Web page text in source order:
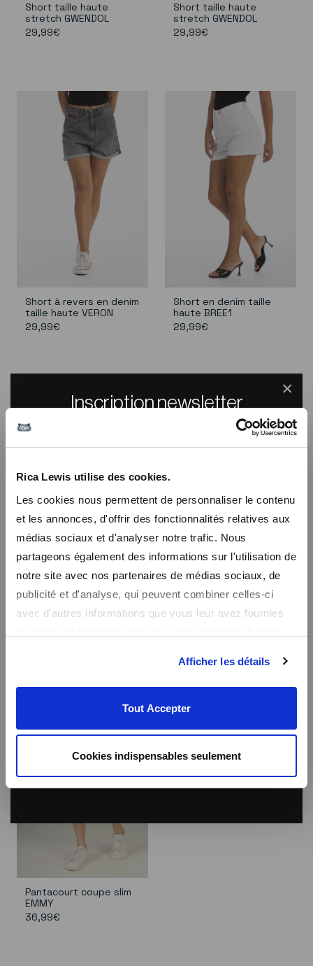
Inscription newsletter
Recevez un code promo de -10% sur tout le
site
en avant première et un code promo de bienvenue de -10%
×
Rica Lewis utilise des cookies.
Les cookies nous permettent de personnaliser le contenu
et les annonces, d'offrir des fonctionnalités relatives aux
médias sociaux et d'analyser notre trafic. Nous
partageons également des informations sur l'utilisation de
notre site avec nos partenaires de médias sociaux, de
publicité et d'analyse, qui peuvent combiner celles-ci
avec d'autres informations que vous leur avez fournies
Afficher les détails
Tout Accepter
Cookies indispensables seulement
Short taille haute
stretch GWENDOL
29,99€
Short taille haute
stretch GWENDOL
29,99€
Short à revers en denim
taille haute VERON
29,99€
Short en denim taille
haute BREE1
29,99€
Short en denim taille
haute BREE1
Pantacourt slim push-
up denim brut GLENDA
Pantacourt coupe slim
EMMY
36,99€